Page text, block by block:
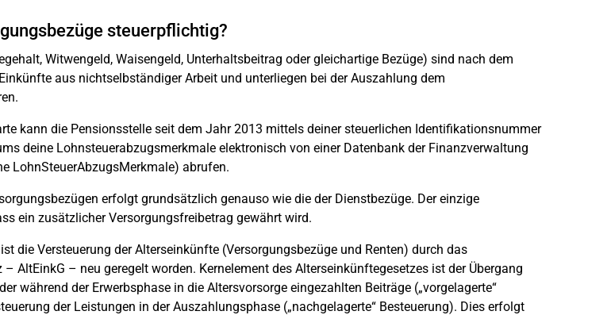
steuerpflichtig?
Witwengeld, Waisengeld, Unterhaltsbeitrag oder gleichartige Bezüge) sind nach dem
aus nichtselbständiger Arbeit und unterliegen bei der Auszahlung dem
kann die Pensionsstelle seit dem Jahr 2013 mittels deiner steuerlichen Identifikationsnummer
deine Lohnsteuerabzugsmerkmale elektronisch von einer Datenbank der Finanzverwaltung
LohnSteuerAbzugsMerkmale) abrufen.
erfolgt grundsätzlich genauso wie die der Dienstbezüge. Der einzige
ein zusätzlicher Versorgungsfreibetrag gewährt wird.
die Versteuerung der Alterseinkünfte (Versorgungsbezüge und Renten) durch das
AltEinkG – neu geregelt worden. Kernelement des Alterseinkünftegesetzes ist der Übergang
während der Erwerbsphase in die Altersvorsorge eingezahlten Beiträge („vorgelagerte“
der Leistungen in der Auszahlungsphase („nachgelagerte“ Besteuerung). Dies erfolgt